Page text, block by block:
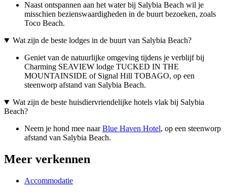
Naast ontspannen aan het water bij Salybia Beach wil je
misschien bezienswaardigheden in de buurt bezoeken, zoals
Toco Beach.
Wat zijn de beste lodges in de buurt van Salybia Beach?
Geniet van de natuurlijke omgeving tijdens je verblijf bij
Charming SEAVIEW lodge TUCKED IN THE
MOUNTAINSIDE of Signal Hill TOBAGO, op een
steenworp afstand van Salybia Beach.
Wat zijn de beste huisdiervriendelijke hotels vlak bij Salybia
Beach?
Neem je hond mee naarBlue Haven Hotel, op een steenworp
afstand van Salybia Beach.
Meer verkennen
Accommodatie